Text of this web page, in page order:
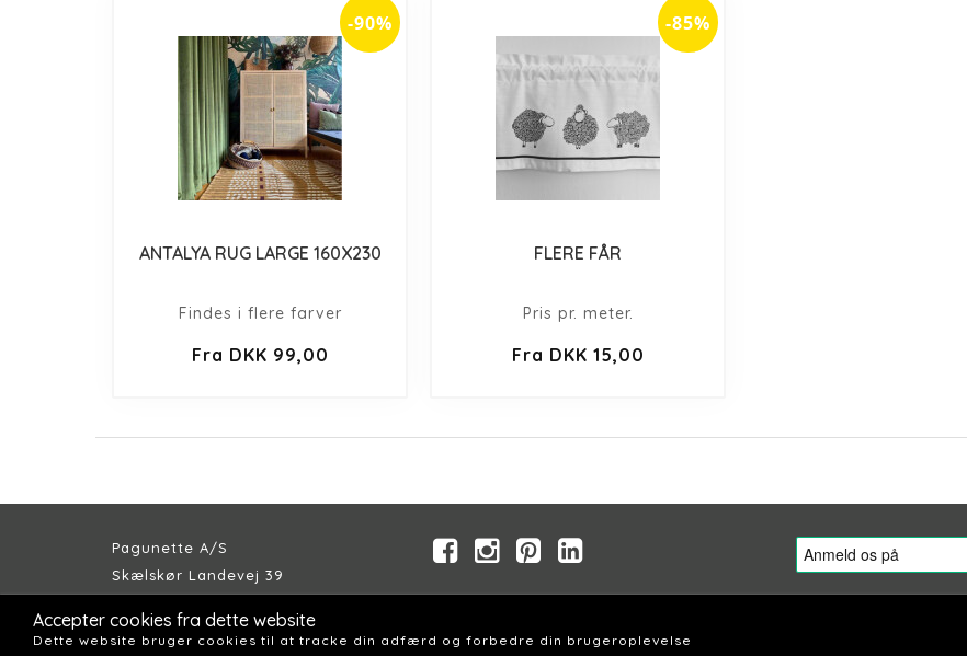
-90%
ANTALYA RUG LARGE 160X230
Findes i flere farver
Fra DKK 99,00
-85%
FLERE FÅR
Pris pr. meter.
Fra DKK 15,00
Pagunette A/S
Skælskør Landevej 39
Telefon: +45 58 57 04 00
Accepter cookies fra dette website
Dette website bruger cookies til at tracke din adfærd og forbedre din brugeroplevelse